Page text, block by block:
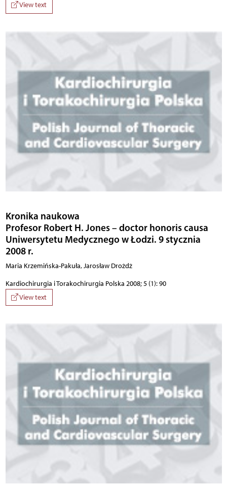
View text
Kronika naukowa
Profesor Robert H. Jones – doctor honoris causa
Uniwersytetu Medycznego w Łodzi. 9 stycznia
2008 r.
Maria Krzemińska-Pakuła, Jarosław Drożdż
Kardiochirurgia i Torakochirurgia Polska 2008; 5 (1): 90
View text